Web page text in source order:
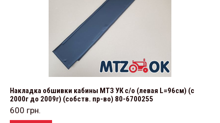
Накладка обшивки кабины МТЗ УК с/о (левая L=96см) (с
2000г до 2009г) (собств. пр-во) 80-6700255
600 грн.